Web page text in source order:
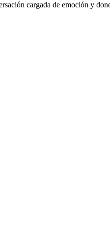
cargada de emoción y